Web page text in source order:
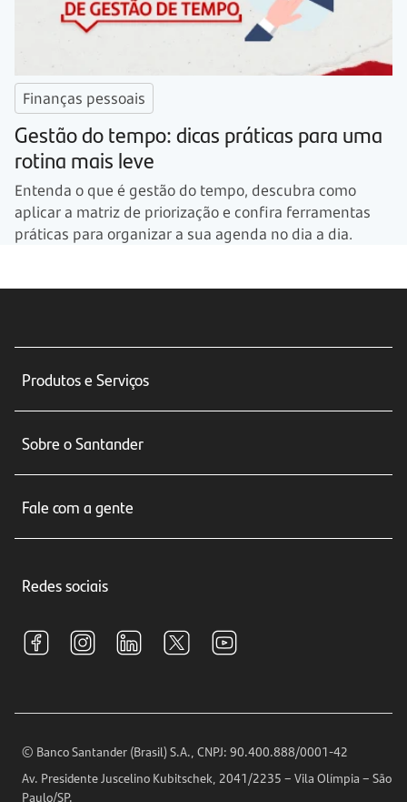
Finanças pessoais
Gestão do tempo: dicas práticas para uma
rotina mais leve
Entenda o que é gestão do tempo, descubra como
aplicar a matriz de priorização e confira ferramentas
práticas para organizar a sua agenda no dia a dia.
Produtos e Serviços
Seguros
Crédito e Financiamentos
Investimentos
Sobre o Santander
Relações com Investidores
Fale com a gente
Central de Renegociação
S.A.C
Encontre nossas agências
Horários de Atendimento
Telefones
Redes sociais
© Banco Santander (Brasil) S.A., CNPJ: 90.400.888/0001-42
Av. Presidente Juscelino Kubitschek, 2041/2235 – Vila Olímpia – São
Paulo/SP.